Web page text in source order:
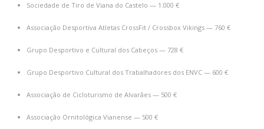
Sociedade de Tiro de Viana do Castelo — 1.000 €
Associação Desportiva Atletas CrossFit / Crossbox Vikings — 760 €
Grupo Desportivo e Cultural dos Cabeços — 728 €
Grupo Desportivo Cultural dos Trabalhadores dos ENVC — 600 €
Associação de Cicloturismo de Alvarães — 500 €
Associação Ornitológica Vianense — 500 €